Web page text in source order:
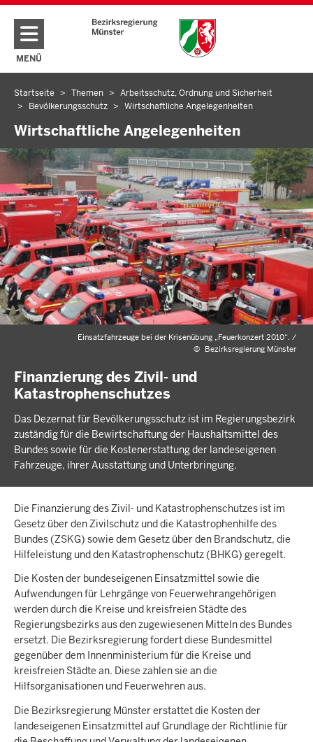
Direkt zum Inhalt
MENÜ
NAVIGATION AKTIVIEREN/DEAKTIVIEREN: HAUPTMENÜ
Sie
befinden
sich
hier
Startseite Themen
Arbeitsschutz, Ordnung und Sicherheit
Bevölkerungsschutz
Wirtschaftliche Angelegenheiten
Wirtschaftliche Angelegenheiten
Einsatzfahrzeuge bei der Krisenübung „Feuerkonzert 2010“. /
© Bezirksregierung Münster
Finanzierung des Zivil- und
Katastrophenschutzes
Das Dezernat für Bevölkerungsschutz ist im Regierungsbezirk
zuständig für die Bewirtschaftung der Haushaltsmittel des
Bundes sowie für die Kostenerstattung der landeseigenen
Fahrzeuge, ihrer Ausstattung und Unterbringung.
Die Finanzierung des Zivil- und Katastrophenschutzes ist im
Gesetz über den Zivilschutz und die Katastrophenhilfe des
Bundes (ZSKG) sowie dem Gesetz über den Brandschutz, die
Hilfeleistung und den Katastrophenschutz (BHKG) geregelt.
Die Kosten der bundeseigenen Einsatzmittel sowie die
Aufwendungen für Lehrgänge von Feuerwehrangehörigen
werden durch die Kreise und kreisfreien Städte des
Regierungsbezirks aus den zugewiesenen Mitteln des Bundes
ersetzt. Die Bezirksregierung fordert diese Bundesmittel
gegenüber dem Innenministerium für die Kreise und
kreisfreien Städte an. Diese zahlen sie an die
Hilfsorganisationen und Feuerwehren aus.
Die Bezirksregierung Münster erstattet die Kosten der
landeseigenen Einsatzmittel auf Grundlage der Richtlinie für